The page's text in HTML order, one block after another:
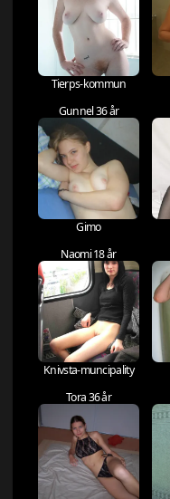
Tierps-kommun
Gunnel 36 år
Gimo
Naomi 18 år
Knivsta-muncipality
Tora 36 år